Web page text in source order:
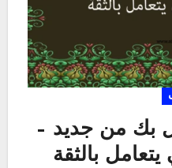
بك من جديد –
بالثقة